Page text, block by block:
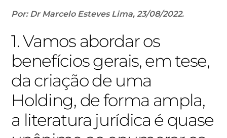
Por: Dr Marcelo Esteves Lima, 23/08/2022.
1. Vamos abordar os
benefícios gerais, em tese,
da criação de uma
Holding, de forma ampla,
a literatura jurídica é quase